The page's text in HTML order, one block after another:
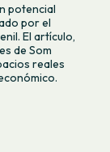
potencial
por el
El artículo,
de Som
reales